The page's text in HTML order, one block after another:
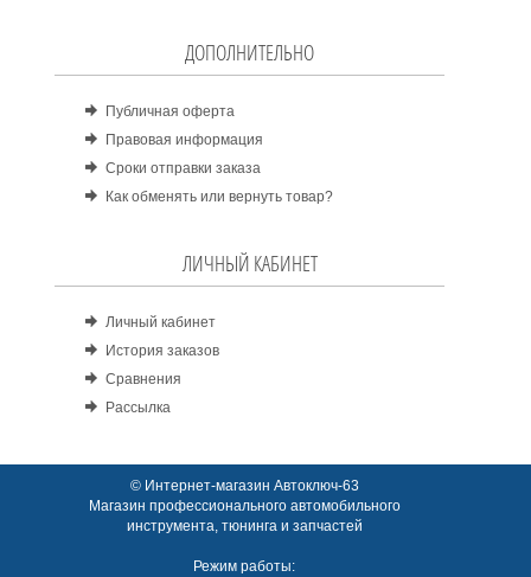
ДОПОЛНИТЕЛЬНО
Публичная оферта
Правовая информация
Сроки отправки заказа
Как обменять или вернуть товар?
ЛИЧНЫЙ КАБИНЕТ
Личный кабинет
История заказов
Сравнения
Рассылка
© Интернет-магазин Автоключ-63
Магазин профессионального автомобильного
инструмента, тюнинга и запчастей
Режим работы: